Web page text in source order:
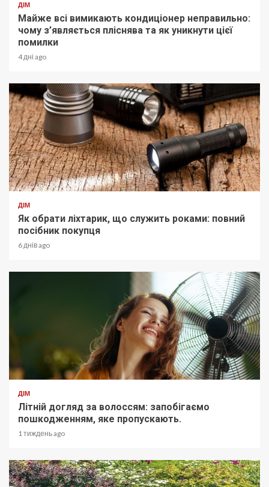
ДІМ
Майже всі вимикають кондиціонер неправильно:
чому з’являється пліснява та як уникнути цієї
помилки
4 дні ago
ДІМ
Як обрати ліхтарик, що служить роками: повний
посібник покупця
6 днів ago
ДІМ
Літній догляд за волоссям: запобігаємо
пошкодженням, яке пропускають.
1 тиждень ago